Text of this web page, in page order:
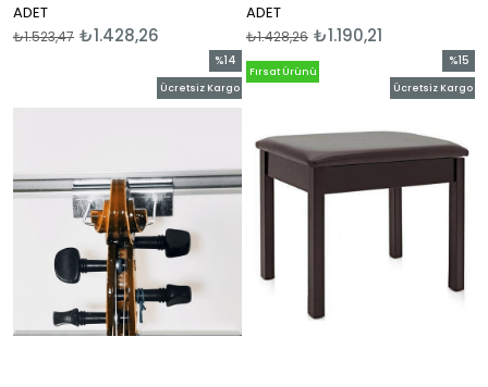
ADET
₺1.428,26
₺1.523,47
ADET
₺1.190,21
₺1.428,26
%14
İndirim
%14İndirim
Ücretsiz Kargo
%15
İndirim
Ücretsiz Kargo
Fırsat Ürünü